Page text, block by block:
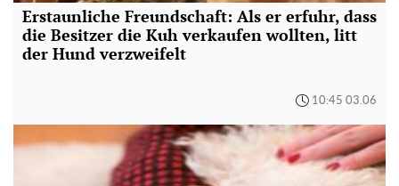
Erstaunliche Freundschaft: Als er erfuhr, dass
die Besitzer die Kuh verkaufen wollten, litt
der Hund verzweifelt
10:45 03.06